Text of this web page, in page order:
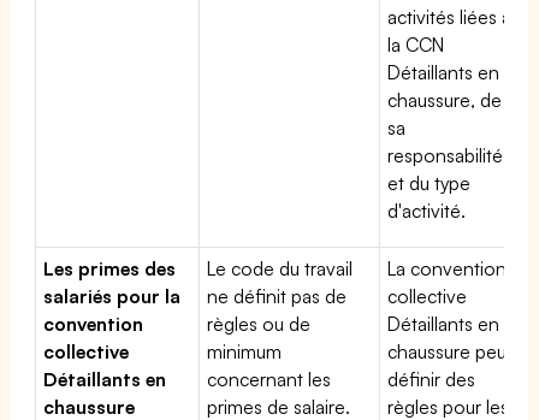
activités liées à
la CCN
Détaillants en
chaussure, de
sa
responsabilité
et du type
d'activité.
Les primes des
salariés pour la
convention
collective
Détaillants en
chaussure
Le code du travail
ne définit pas de
règles ou de
minimum
concernant les
primes de salaire.
La convention
collective
Détaillants en
chaussure peut
définir des
règles pour les